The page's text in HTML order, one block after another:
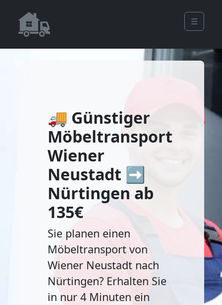
☰
🚚 Günstiger
Möbeltransport
Wiener
Neustadt ➡️
Nürtingen ab
135€
Sie planen einen
Möbeltransport von
Wiener Neustadt nach
Nürtingen? Erhalten Sie
in nur 4 Minuten ein